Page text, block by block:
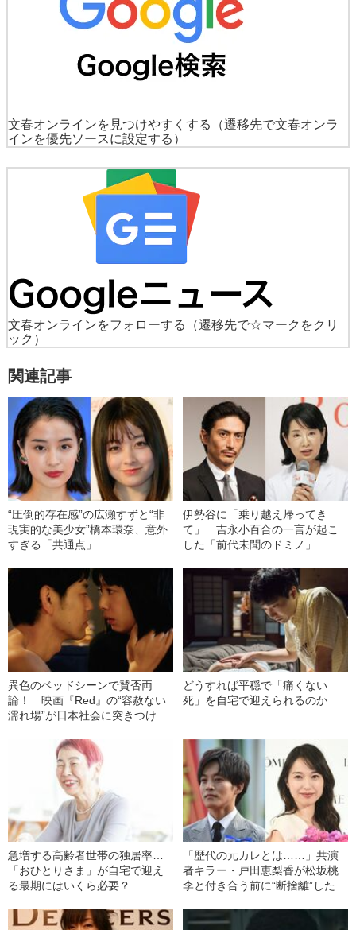
文春オンラインを見つけやすくする
（遷移先で文春オンラ
インを優先ソースに設定する）
文春オンラインをフォローする
（遷移先で☆マークをクリ
ック）
関連記事
“圧倒的存在感”の広瀬すずと“非
現実的な美少女”橋本環奈、意外
すぎる「共通点」
伊勢谷に「乗り越え帰ってき
て」…吉永小百合の一言が起こ
した「前代未聞のドミノ」
異色のベッドシーンで賛否両
論！ 映画『Red』の“容赦ない
濡れ場”が日本社会に突きつけた
どうすれば平穏で「痛くない
死」を自宅で迎えられるのか
急増する高齢者世帯の独居率…
「おひとりさま」が自宅で迎え
る最期にはいくら必要？
「歴代の元カレとは……」共演
者キラー・戸田恵梨香が松坂桃
李と付き合う前に“断捨離”したも